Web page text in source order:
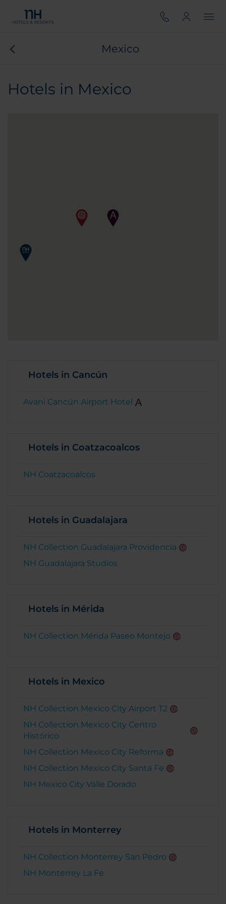
Mexico
Hotels in Mexico
Hotels in Cancún
Avani Cancún Airport Hotel
Hotels in Coatzacoalcos
NH Coatzacoalcos
Hotels in Guadalajara
NH Collection Guadalajara Providencia
NH Guadalajara Studios
Hotels in Mérida
NH Collection Mérida Paseo Montejo
Hotels in Mexico
NH Collection Mexico City Airport T2
NH Collection Mexico City Centro
Histórico
NH Collection Mexico City Reforma
NH Collection Mexico City Santa Fe
NH Mexico City Valle Dorado
Hotels in Monterrey
NH Collection Monterrey San Pedro
NH Monterrey La Fe